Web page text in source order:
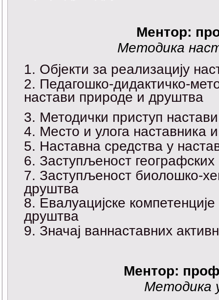
Ментор:
Методика
Објекти за реализацију
Педагошко-дидактичко-
настави природе и друштва
Методички приступ
Место и улога наставника
Наставна средства у
Заступљеност
Заступљеност биолошко-
друштва
Евалуацијске
друштва
Значај ваннаставних
Ментор:
Методика